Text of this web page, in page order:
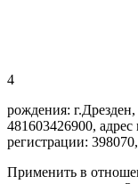
4
рождения:
481603426900, адрес
регистрации:
Применить в